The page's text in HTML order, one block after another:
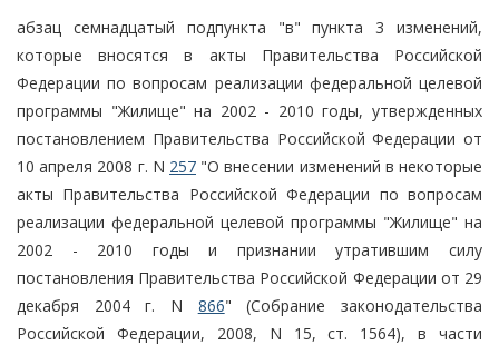
абзац семнадцатый подпункта "в" пункта 3 изменений,
которые вносятся в акты Правительства Российской
Федерации по вопросам реализации федеральной целевой
программы "Жилище" на 2002 - 2010 годы, утвержденных
постановлением Правительства Российской Федерации от
10 апреля 2008 г. N 257 "О внесении изменений в некоторые
акты Правительства Российской Федерации по вопросам
реализации федеральной целевой программы "Жилище" на
2002 - 2010 годы и признании утратившим силу
постановления Правительства Российской Федерации от 29
декабря 2004 г. N 866" (Собрание законодательства
Российской Федерации, 2008, N 15, ст. 1564), в части